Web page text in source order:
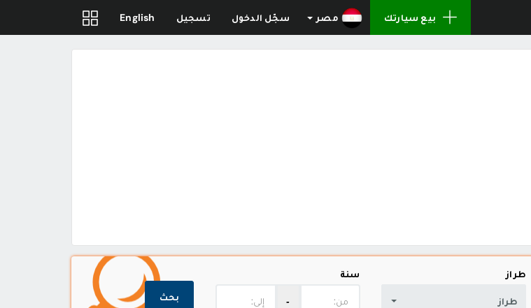
بيع سيارتك مصر سجّل الدخول تسجيل English
طراز
طراز
سنة
‐ بحث